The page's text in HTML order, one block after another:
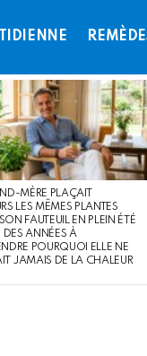
MÈRE PLAÇAIT
LES MÊMES PLANTES
FAUTEUIL EN PLEIN ÉTÉ
DES ANNÉES À
POURQUOI ELLE NE
JAMAIS DE LA CHALEUR